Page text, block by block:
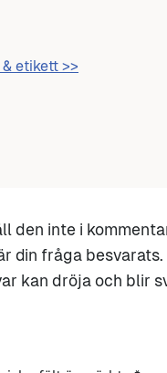
etikett >>
den inte i
din fråga
kan dröja och blir